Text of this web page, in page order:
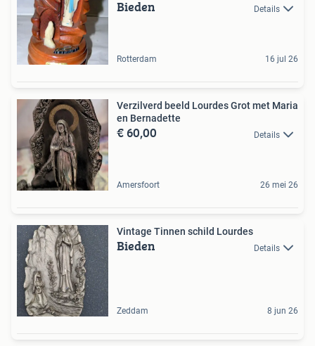
Bieden Details
Rotterdam 16 jul 26
Verzilverd beeld Lourdes Grot met Maria
en Bernadette
€ 60,00 Details
Amersfoort 26 mei 26
Vintage Tinnen schild Lourdes
Bieden Details
Zeddam 8 jun 26